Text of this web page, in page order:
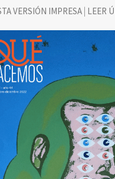
VERSIÓN IMPRESA | LEER